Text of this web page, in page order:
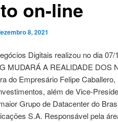
on-line
8, 2021
Digitais realizou no dia
MUDARÁ A REALIDADE DOS
do Empresário Felipe
além de Vice-
Grupo de Datacenter do
S.A. Responsável pela